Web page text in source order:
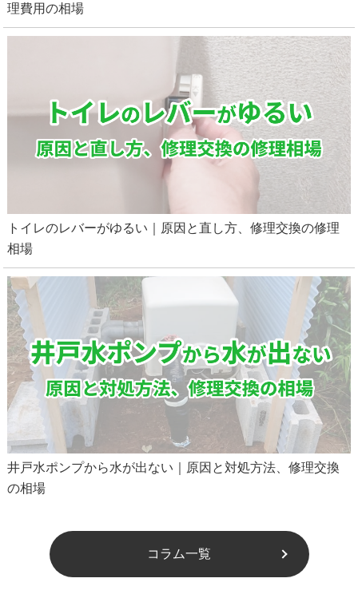
理費用の相場
トイレのレバーがゆるい｜原因と直し方、修理交換の修理
相場
井戸水ポンプから水が出ない｜原因と対処方法、修理交換
の相場
コラム一覧